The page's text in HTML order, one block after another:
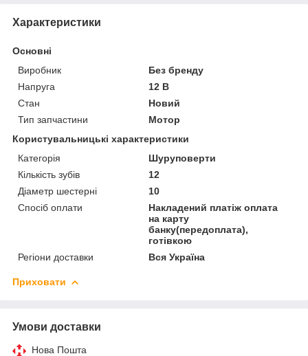
Характеристики
Основні
Виробник
Без бренду
Напруга
12 В
Стан
Новий
Тип запчастини
Мотор
Користувальницькі характеристики
Категорія
Шуруповерти
Кількість зубів
12
Діаметр шестерні
10
Спосіб оплати
Накладений платіж оплата
на карту
банку(передоплата),
готівкою
Регіони доставки
Вся Україна
Приховати
Умови доставки
Нова Пошта